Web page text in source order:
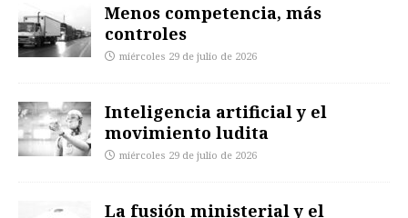
Menos competencia, más
controles
miércoles 29 de julio de 2026
Inteligencia artificial y el
movimiento ludita
miércoles 29 de julio de 2026
La fusión ministerial y el